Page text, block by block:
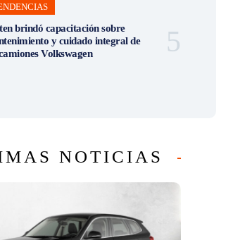
brindó capacitación sobre
y cuidado integral de
Volkswagen
NOTICIAS